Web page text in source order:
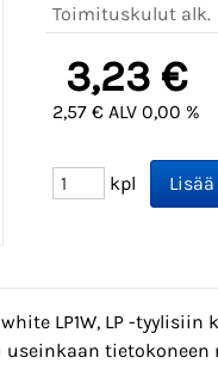
Toimituskulut alk.
3,23 €
2,57 € ALV 0,00 %
kpl
LP1W, LP -